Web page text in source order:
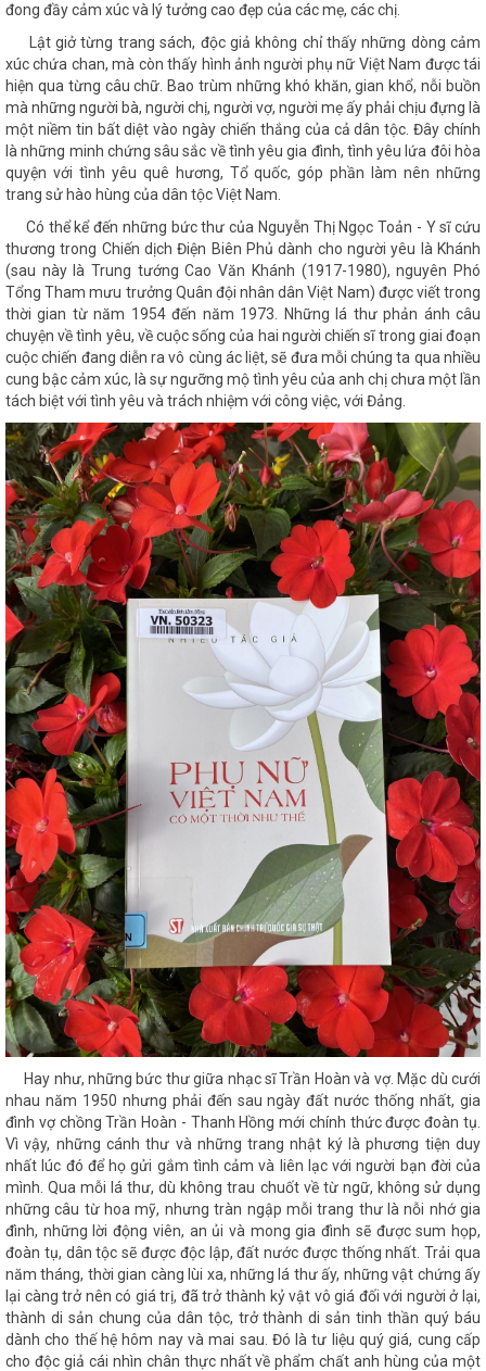
đong đầy cảm xúc và lý tưởng cao đẹp của các mẹ, các chị.
Lật giở từng trang sách, độc giả không chỉ thấy những dòng cảm
xúc chứa chan, mà còn thấy hình ảnh người phụ nữ Việt Nam được tái
hiện qua từng câu chữ. Bao trùm những khó khăn, gian khổ, nỗi buồn
mà những người bà, người chị, người vợ, người mẹ ấy phải chịu đựng là
một niềm tin bất diệt vào ngày chiến thắng của cả dân tộc. Đây chính
là những minh chứng sâu sắc về tình yêu gia đình, tình yêu lứa đôi hòa
quyện với tình yêu quê hương, Tổ quốc, góp phần làm nên những
trang sử hào hùng của dân tộc Việt Nam.
Có thể kể đến những bức thư của Nguyễn Thị Ngọc Toản - Y sĩ cứu
thương trong Chiến dịch Điện Biên Phủ dành cho người yêu là Khánh
(sau này là Trung tướng Cao Văn Khánh (1917-1980), nguyên Phó
Tổng Tham mưu trưởng Quân đội nhân dân Việt Nam) được viết trong
thời gian từ năm 1954 đến năm 1973. Những lá thư phản ánh câu
chuyện về tình yêu, về cuộc sống của hai người chiến sĩ trong giai đoạn
cuộc chiến đang diễn ra vô cùng ác liệt, sẽ đưa mỗi chúng ta qua nhiều
cung bậc cảm xúc, là sự ngưỡng mộ tình yêu của anh chị chưa một lần
tách biệt với tình yêu và trách nhiệm với công việc, với Đảng.
Hay như, những bức thư giữa nhạc sĩ Trần Hoàn và vợ. Mặc dù cưới
nhau năm 1950 nhưng phải đến sau ngày đất nước thống nhất, gia
đình vợ chồng Trần Hoàn - Thanh Hồng mới chính thức được đoàn tụ.
Vì vậy, những cánh thư và những trang nhật ký là phương tiện duy
nhất lúc đó để họ gửi gắm tình cảm và liên lạc với người bạn đời của
mình. Qua mỗi lá thư, dù không trau chuốt về từ ngữ, không sử dụng
những câu từ hoa mỹ, nhưng tràn ngập mỗi trang thư là nỗi nhớ gia
đình, những lời động viên, an ủi và mong gia đình sẽ được sum họp,
đoàn tụ, dân tộc sẽ được độc lập, đất nước được thống nhất. Trải qua
năm tháng, thời gian càng lùi xa, những lá thư ấy, những vật chứng ấy
lại càng trở nên có giá trị, đã trở thành kỷ vật vô giá đối với người ở lại,
thành di sản chung của dân tộc, trở thành di sản tinh thần quý báu
dành cho thế hệ hôm nay và mai sau. Đó là tư liệu quý giá, cung cấp
cho độc giả cái nhìn chân thực nhất về phẩm chất anh hùng của một